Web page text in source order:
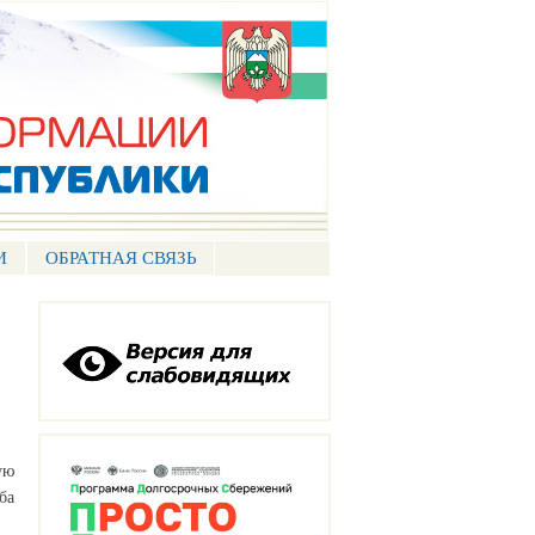
ОБРАТНАЯ СВЯЗЬ